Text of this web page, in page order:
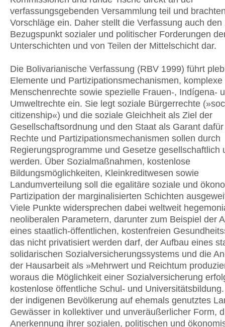
verfassungsgebenden Versammlung teil und
Vorschläge ein. Daher stellt die Verfassung auch den
Bezugspunkt sozialer und politischer Forderungen
Unterschichten und von Teilen der Mittelschicht dar.
Die Bolivarianische Verfassung (RBV 1999) führt
Elemente und Partizipationsmechanismen, komplexe
Menschenrechte sowie spezielle Frauen-, Indígena-
Umweltrechte ein. Sie legt soziale Bürgerrechte
citizenship«) und die soziale Gleichheit als Ziel der
Gesellschaftsordnung und den Staat als Garant
Rechte und Partizipationsmechanismen sollen durch
Regierungsprogramme und Gesetze gesellschaftlich
werden. Über Sozialmaßnahmen, kostenlose
Bildungsmöglichkeiten, Kleinkreditwesen sowie
Landumverteilung soll die egalitäre soziale und
Partizipation der marginalisierten Schichten
Viele Punkte widersprechen dabei weltweit
neoliberalen Parametern, darunter zum Beispiel der
eines staatlich-öffentlichen, kostenfreien
das nicht privatisiert werden darf, der Aufbau eines
solidarischen Sozialversicherungssystems und die
der Hausarbeit als »Mehrwert und Reichtum
woraus die Möglichkeit einer Sozialversicherung
kostenlose öffentliche Schul- und
der indigenen Bevölkerung auf ehemals genutztes
Gewässer in kollektiver und unveräußerlicher Form,
Anerkennung ihrer sozialen, politischen und